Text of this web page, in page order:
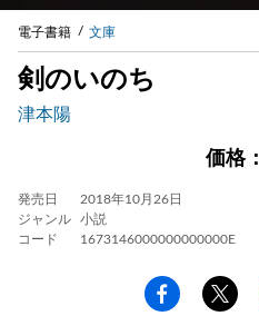
電子書籍 文庫
剣のいのち
津本陽
価格：
発売日
2018年10月26日
ジャンル
小説
コード
1673146000000000000E